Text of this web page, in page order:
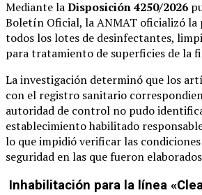
Mediante laDisposición 4250/2026
Boletín Oficial, la ANMAT oficializó la
todos los lotes de desinfectantes,
para tratamiento de superficies de la
La investigación determinó que los
con el registro sanitario
autoridad de control no pudo
establecimiento habilitado
lo que impidió verificar las
seguridad en las que fueron
Inhabilitación para la línea